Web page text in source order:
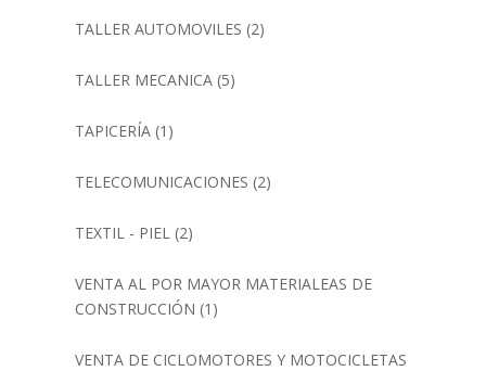
TALLER AUTOMOVILES (2)
TALLER MECANICA(5)
TAPICERÍA(1)
TELECOMUNICACIONES (2)
TEXTIL - PIEL (2)
VENTA AL POR MAYOR MATERIALEAS DE
CONSTRUCCIÓN (1)
VENTA DE CICLOMOTORES Y MOTOCICLETAS